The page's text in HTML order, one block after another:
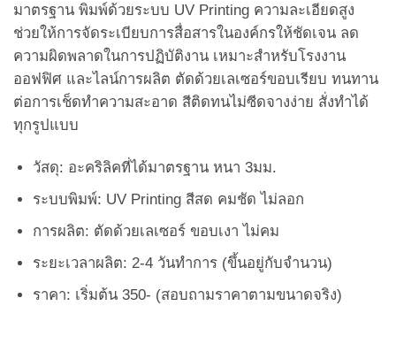
มาตรฐาน พิมพ์ด้วยระบบ UV Printing ความละเอียดสูง
ช่วยให้การจัดระเบียบการสื่อสารในองค์กรให้ชัดเจน ลด
ความผิดพลาดในการปฏิบัติงาน เหมาะสำหรับโรงงาน
ออฟฟิศ และไลน์การผลิต ตัดด้วยเลเซอร์ขอบเรียบ ทนทาน
ต่อการเช็ดทำความสะอาด สีติดทนไม่ซีดจางง่าย สั่งทำได้
ทุกรูปแบบ
วัสดุ: อะคริลิคที่ได้มาตรฐาน หนา 3มม.
ระบบพิมพ์: UV Printing สีสด คมชัด ไม่ลอก
การผลิต: ตัดด้วยเลเซอร์ ขอบเงา ไม่คม
ระยะเวลาผลิต: 2-4 วันทำการ (ขึ้นอยู่กับจำนวน)
ราคา: เริ่มต้น 350- (สอบถามราคาตามขนาดจริง)